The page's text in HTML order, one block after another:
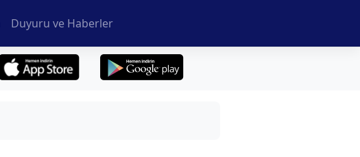
Duyuru ve Haberler